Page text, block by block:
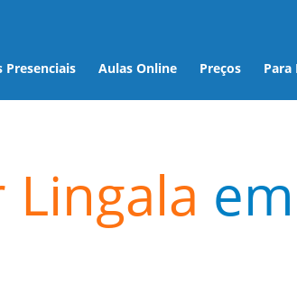
Presenciais Aulas Online Preços Para
em